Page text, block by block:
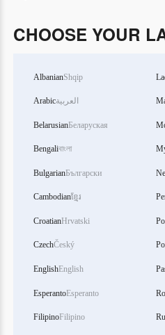
CHOOSE YOUR
AlbanianShqip
Arabicالعربية
BelarusianБеларуская
Bengaliবাংলা
BulgarianБългарски
Cambodianខ្មែរ
CroatianHrvatski
CzechČeský
EnglishEnglish
EsperantoEsperanto
FilipinoFilipino